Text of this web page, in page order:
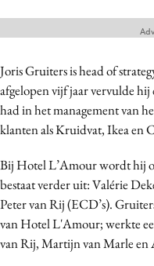
Events
Opleidingen
Vacatures
Academy
Partners
Topics
Artificial Intelligence
Bureaus
Campagnes
Carriere
Joris Gruiters is head of
afgelopen vijf jaar vervulde
had in het management van
klanten als Kruidvat, Ikea en
Bij Hotel L’Amour wordt hij
bestaat verder uit: Valérie
Peter van Rij (ECD’s).
van Hotel L'Amour; werkte
van Rij, Martijn van Marle